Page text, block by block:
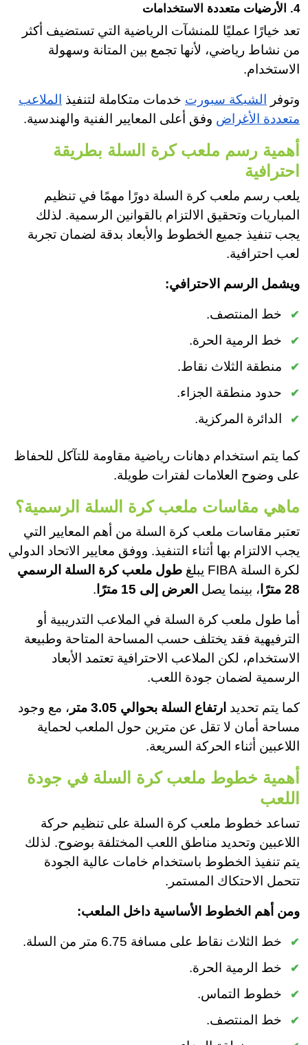
4. الأرضيات متعددة الاستخدامات
تعد خيارًا عمليًا للمنشآت الرياضية التي تستضيف أكثر
من نشاط رياضي، لأنها تجمع بين المتانة وسهولة
الاستخدام.
وتوفر الشبكة سبورت خدمات متكاملة لتنفيذ الملاعب
متعددة الأغراض وفق أعلى المعايير الفنية والهندسية.
أهمية رسم ملعب كرة السلة بطريقة
احترافية
يلعب رسم ملعب كرة السلة دورًا مهمًا في تنظيم
المباريات وتحقيق الالتزام بالقوانين الرسمية. لذلك
يجب تنفيذ جميع الخطوط والأبعاد بدقة لضمان تجربة
لعب احترافية.
ويشمل الرسم الاحترافي:
خط المنتصف.
خط الرمية الحرة.
منطقة الثلاث نقاط.
حدود منطقة الجزاء.
الدائرة المركزية.
كما يتم استخدام دهانات رياضية مقاومة للتآكل للحفاظ
على وضوح العلامات لفترات طويلة.
ماهي مقاسات ملعب كرة السلة الرسمية؟
تعتبر مقاسات ملعب كرة السلة من أهم المعايير التي
يجب الالتزام بها أثناء التنفيذ. ووفق معايير الاتحاد الدولي
لكرة السلة FIBA يبلغ
طول ملعب كرة السلة الرسمي
28 مترًا
، بينما يصل العرض إلى 15 مترًا .
أما طول ملعب كرة السلة في الملاعب التدريبية أو
الترفيهية فقد يختلف حسب المساحة المتاحة وطبيعة
الاستخدام، لكن الملاعب الاحترافية تعتمد الأبعاد
الرسمية لضمان جودة اللعب.
كما يتم تحديد ارتفاع السلة بحوالي 3.05 متر
، مع وجود
مساحة أمان لا تقل عن مترين حول الملعب لحماية
اللاعبين أثناء الحركة السريعة.
أهمية خطوط ملعب كرة السلة في جودة
اللعب
تساعد خطوط ملعب كرة السلة على تنظيم حركة
اللاعبين وتحديد مناطق اللعب المختلفة بوضوح. لذلك
يتم تنفيذ الخطوط باستخدام خامات عالية الجودة
تتحمل الاحتكاك المستمر.
ومن أهم الخطوط الأساسية داخل الملعب:
خط الثلاث نقاط على مسافة 6.75 متر من السلة.
خط الرمية الحرة.
خطوط التماس.
خط المنتصف.